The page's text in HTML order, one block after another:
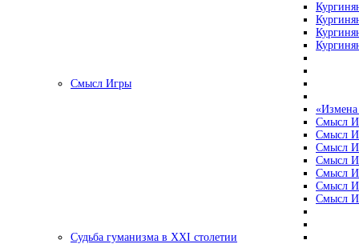
Смысл Игры
«Измена
Смысл
Смысл
Смысл
Смысл
Смысл
Смысл
Смысл
Судьба гуманизма в XXI столетии